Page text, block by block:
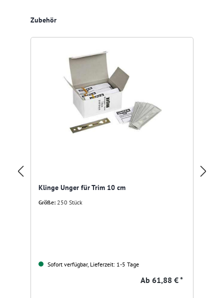
Produktgalerie überspringen
Zubehör
Klinge Unger für Trim 10 cm
Größe: 250 Stück
Sofort verfügbar, Lieferzeit: 1-5 Tage
Ab 61,88 € *